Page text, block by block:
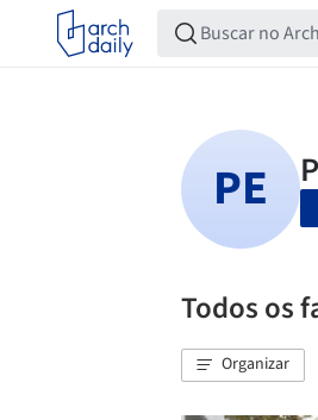
Todos os
Organizar